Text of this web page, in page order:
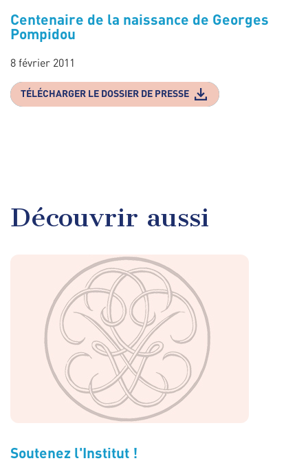
Centenaire de la naissance de Georges
Pompidou
8 février 2011
TÉLÉCHARGER LE DOSSIER DE PRESSE
Découvrir aussi
Soutenez l'Institut !